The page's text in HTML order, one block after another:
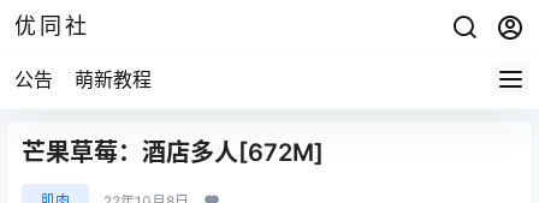
优同社
公告 萌新教程
芒果草莓：酒店多人[672M]